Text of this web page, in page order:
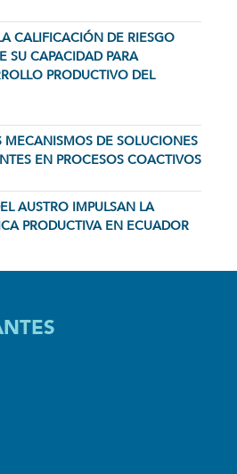
CALIFICACIÓN DE RIESGO
SU CAPACIDAD PARA
PRODUCTIVO DEL
MECANISMOS DE SOLUCIONES
EN PROCESOS COACTIVOS
AUSTRO IMPULSAN LA
PRODUCTIVA EN ECUADOR